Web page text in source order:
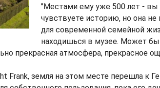
"Местами ему уже 500 лет - вы
чувствуете историю, но она не
для современной семейной
находишься в музее. Может
прекрасная атмосфера, прекрасное
Frank, земля на этом месте перешла к